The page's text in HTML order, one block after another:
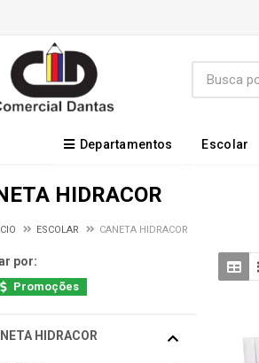
Departamentos Escolar
HIDRACOR
ESCOLAR CANETA HIDRACOR
por:
Promoções
HIDRACOR